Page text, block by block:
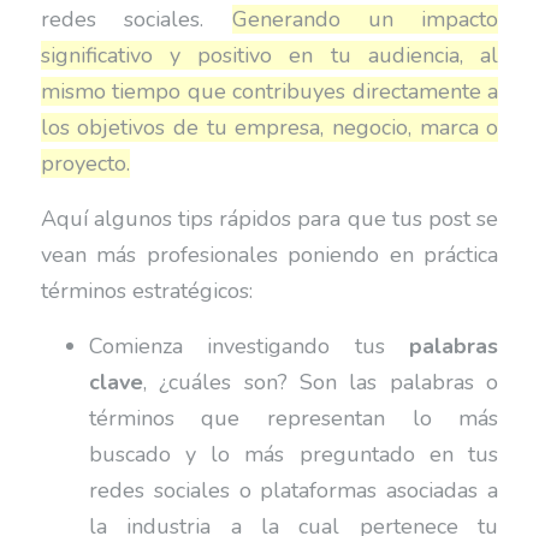
redes sociales. Generando un impacto
significativo y positivo en tu audiencia, al
mismo tiempo que contribuyes directamente a
los objetivos de tu empresa, negocio, marca o
proyecto.
Aquí algunos tips rápidos para que tus post se
vean más profesionales poniendo en práctica
términos estratégicos:
Comienza investigando tus palabras
clave, ¿cuáles son? Son las palabras o
términos que representan lo más
buscado y lo más preguntado en tus
redes sociales o plataformas asociadas a
la industria a la cual pertenece tu